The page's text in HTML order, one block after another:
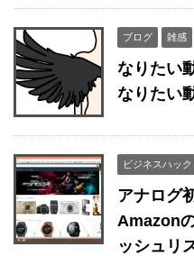
ブログ 雑感
なりたい
なりたい
ビジネスハック
アナログ
Amazon
ッシュリ